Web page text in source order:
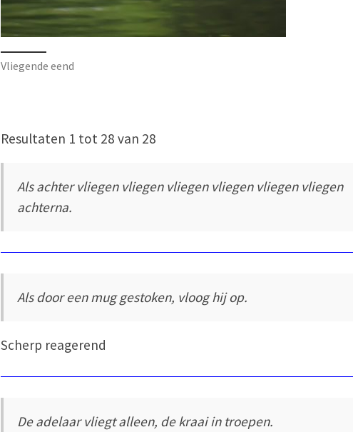
Vliegende eend
Resultaten 1 tot 28 van 28
Als achter vliegen vliegen vliegen vliegen vliegen vliegen
achterna.
Als door een mug gestoken, vloog hij op.
Scherp reagerend
De adelaar vliegt alleen, de kraai in troepen.